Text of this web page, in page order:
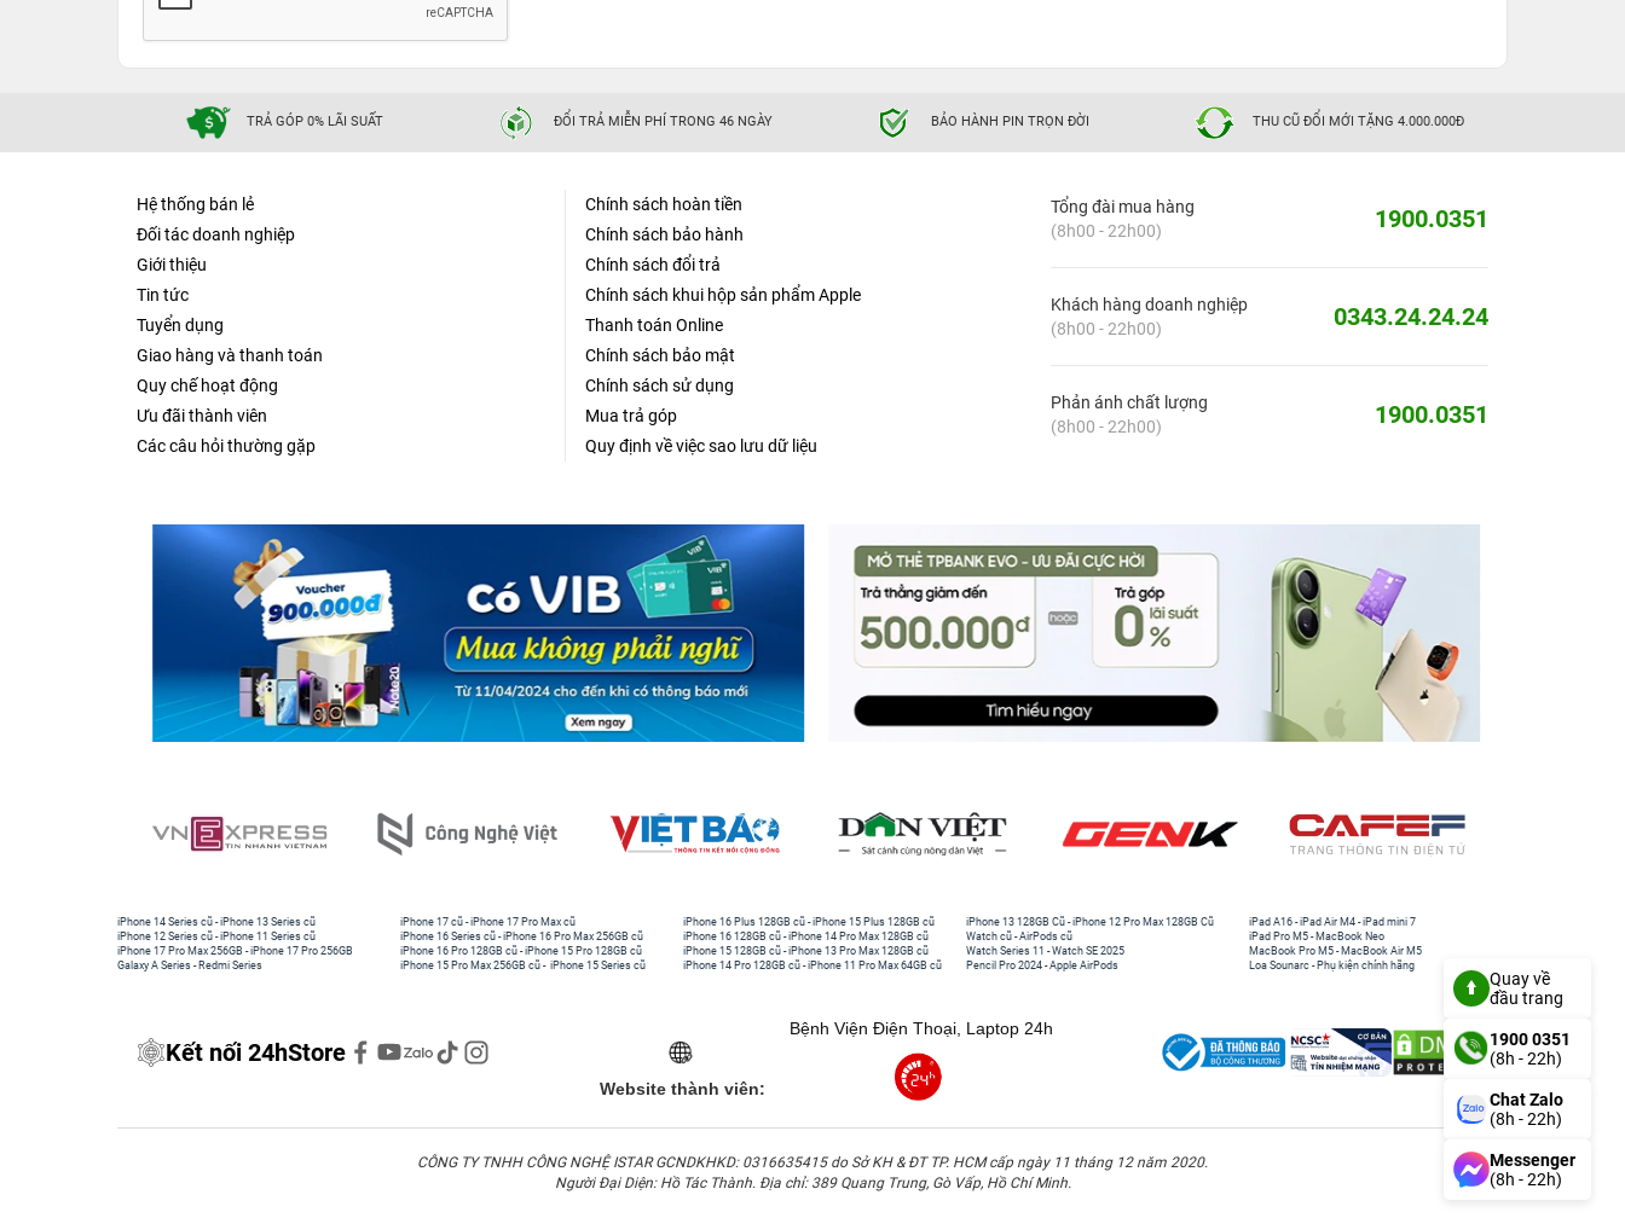
TRẢ GÓP 0% LÃI SUẤT ĐỔI TRẢ MIỄN PHÍ TRONG 46 NGÀY BẢO HÀNH PIN TRỌN ĐỜI THU CŨ ĐỔI MỚI TẶNG 4.000.000Đ
Hệ thống bán lẻ
Đối tác doanh nghiệp
Giới thiệu
Tin tức
Tuyển dụng
Giao hàng và thanh toán
Quy chế hoạt động
Ưu đãi thành viên
Các câu hỏi thường gặp
Chính sách hoàn tiền
Chính sách bảo hành
Chính sách đổi trả
Chính sách khui hộp sản phẩm Apple
Thanh toán Online
Chính sách bảo mật
Chính sách sử dụng
Mua trả góp
Quy định về việc sao lưu dữ liệu
Tổng đài mua hàng
(8h00 - 22h00)
1900.0351
Khách hàng doanh nghiệp
(8h00 - 22h00)
0343.24.24.24
Phản ánh chất lượng
(8h00 - 22h00)
1900.0351
iPhone 14 Series cũ -iPhone 13 Series cũ
iPhone 12 Series cũ -iPhone 11 Series cũ
iPhone 17 Pro Max 256GB -iPhone 17 Pro 256GB
Galaxy A Series - Redmi Series
iPhone 17 cũ -iPhone 17 Pro Max cũ
iPhone 16 Series cũ - iPhone 16 Pro Max 256GB cũ
iPhone 16 Pro 128GB cũ -iPhone 15 Pro 128GB cũ
iPhone 15 Pro Max 256GB cũ - iPhone 15 Series cũ
iPhone 16 Plus 128GB cũ -iPhone 15 Plus 128GB cũ
iPhone 16 128GB cũ -iPhone 14 Pro Max 128GB cũ
iPhone 15 128GB cũ -iPhone 13 Pro Max 128GB cũ
iPhone 14 Pro 128GB cũ -iPhone 11 Pro Max 64GB cũ
iPhone 13 128GB Cũ -iPhone 12 Pro Max 128GB Cũ
Watch cũ -AirPods cũ
Watch Series 11 -Watch SE 2025
Pencil Pro 2024 -Apple AirPods
iPad A16 -iPad Air M4 -iPad mini 7
iPad Pro M5 - MacBook Neo
MacBook Pro M5 - MacBook Air M5
Loa Sounarc - Phụ kiện chính hãng
Kết nối 24hStore
Website thành viên:
Bệnh Viện Điện Thoại, Laptop 24h
CÔNG TY TNHH CÔNG NGHỆ ISTAR GCNDKHKD: 0316635415 do Sở KH & ĐT TP. HCM cấp ngày 11 tháng 12 năm 2020.
Người Đại Diện: Hồ Tác Thành. Địa chỉ: 389 Quang Trung, Gò Vấp, Hồ Chí Minh.
Quay về
đầu trang
1900 0351
(8h - 22h)
Chat Zalo
(8h - 22h)
Messenger
(8h - 22h)